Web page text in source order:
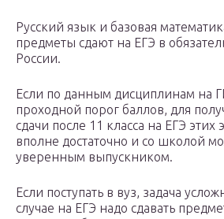
Русский язык и базовая
предметы сдают на ЕГЭ в
России.
Если по данным дисциплинам на
проходной порог баллов, для
сдачи после 11 класса на ЕГЭ этих
вполне достаточно и со школой
уверенным выпускником.
Если поступать в вуз, задача
случае на ЕГЭ надо сдавать